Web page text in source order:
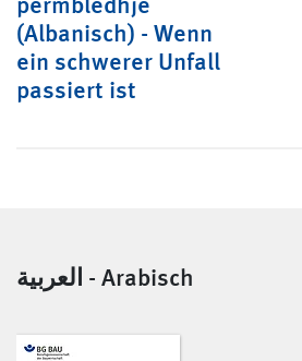
(Albanisch) - Wenn
ein schwerer Unfall
passiert ist
العربية - Arabisch